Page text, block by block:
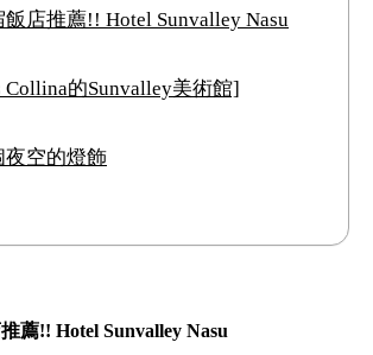
店推薦!! Hotel Sunvalley Nasu
Collina的Sunvalley美術館]
夜空的燈飾
薦!! Hotel Sunvalley Nasu